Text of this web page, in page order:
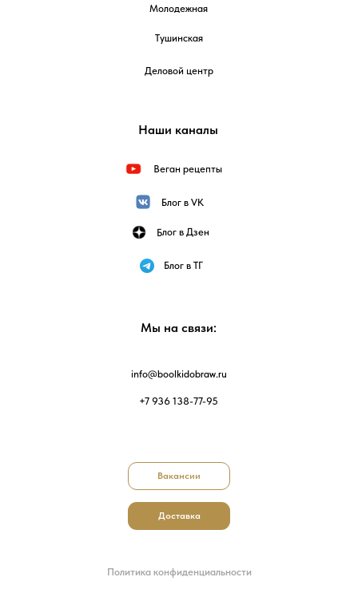
Политика конфиденциальности
Молодежная
Тушинская
Деловой центр
Наши каналы
Блог в VK
Веган рецепты
Блог в ТГ
Блог в Дзен
Мы на связи:
info@boolkidobraw.ru
+7 936 138-77-95
Доставка
Вакансии